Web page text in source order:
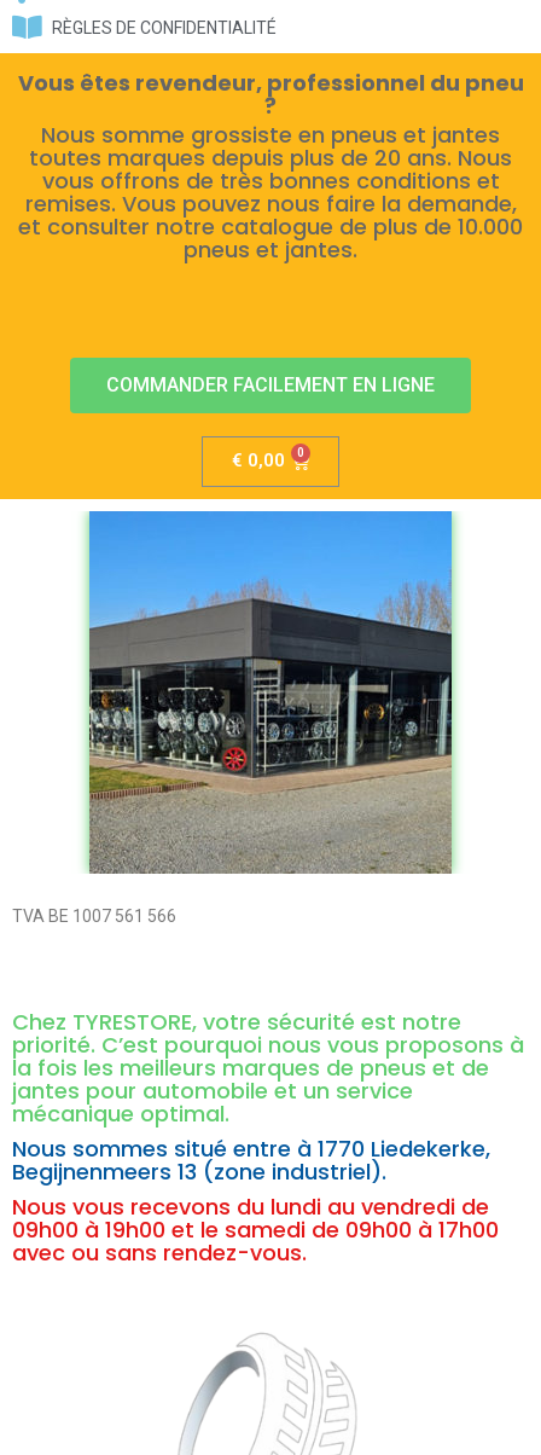
RÈGLES DE CONFIDENTIALITÉ
Vous êtes revendeur, professionnel du pneu
?
Nous somme grossiste en pneus et jantes
toutes marques depuis plus de 20 ans. Nous
vous offrons de très bonnes conditions et
remises. Vous pouvez nous faire la demande,
et consulter notre catalogue de plus de 10.000
pneus et jantes.
COMMANDER FACILEMENT EN LIGNE
€ 0,00
TVA BE 1007 561 566
Chez TYRESTORE, votre sécurité est notre
priorité. C’est pourquoi nous vous proposons à
la fois les meilleurs marques de pneus et de
jantes pour automobile et un service
mécanique optimal.
Nous sommes situé entre à 1770 Liedekerke,
Begijnenmeers 13 (zone industriel).
Nous vous recevons du lundi au vendredi de
09h00 à 19h00 et le samedi de 09h00 à 17h00
avec ou sans rendez-vous.